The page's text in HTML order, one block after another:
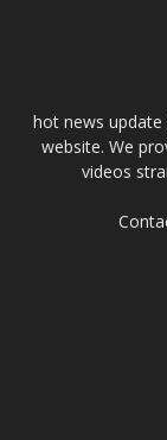
hot news
website. We
videos